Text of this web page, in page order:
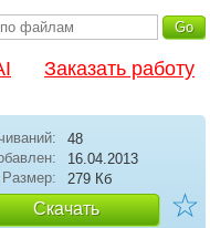
Заказать работу
48
16.04.2013
Размер:
279 Кб
Скачать ☆